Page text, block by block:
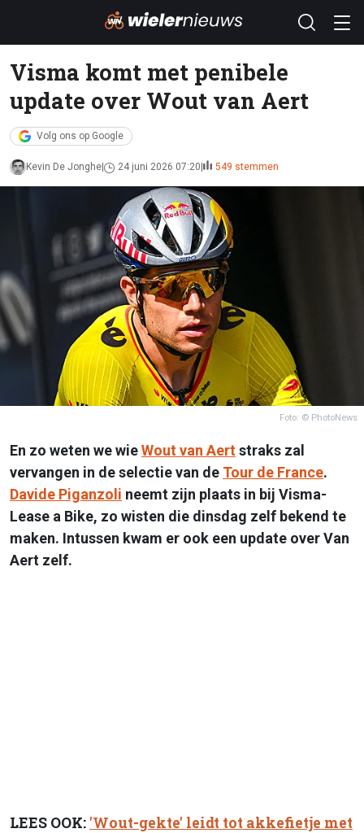
Visma komt met penibele
update over Wout van Aert
Volg ons op Google
Kevin De Jonghe 24 juni 2026 07:20 549 stemmen
Foto: © PhotoNews
En zo weten we wieWout van Aertstraks zal
vervangen in de selectie van de Tour de France.
Davide Piganzoli neemt zijn plaats in bij Visma-
Lease a Bike, zo wisten die dinsdag zelf bekend te
maken. Intussen kwam er ook een update over Van
Aert zelf.
LEES OOK: 'Wout-gekte' leidt tot akkefietje met